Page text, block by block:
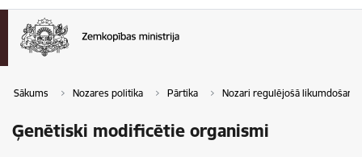
Sākums Nozares politika Pārtika Nozari regulējošā likumdošana
Ģenētiski modificētie organismi